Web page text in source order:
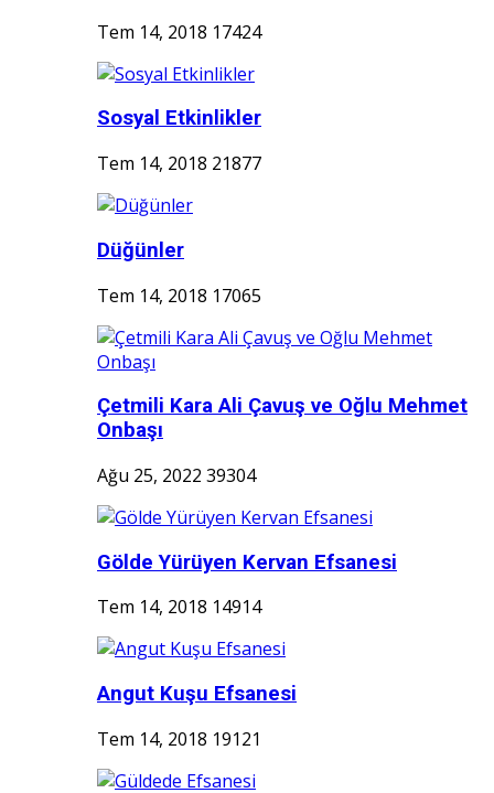
Tem 14, 2018 17424
Sosyal Etkinlikler
Tem 14, 2018 21877
Düğünler
Tem 14, 2018 17065
Çetmili Kara Ali Çavuş ve Oğlu Mehmet
Onbaşı
Ağu 25, 2022 39304
Gölde Yürüyen Kervan Efsanesi
Tem 14, 2018 14914
Angut Kuşu Efsanesi
Tem 14, 2018 19121